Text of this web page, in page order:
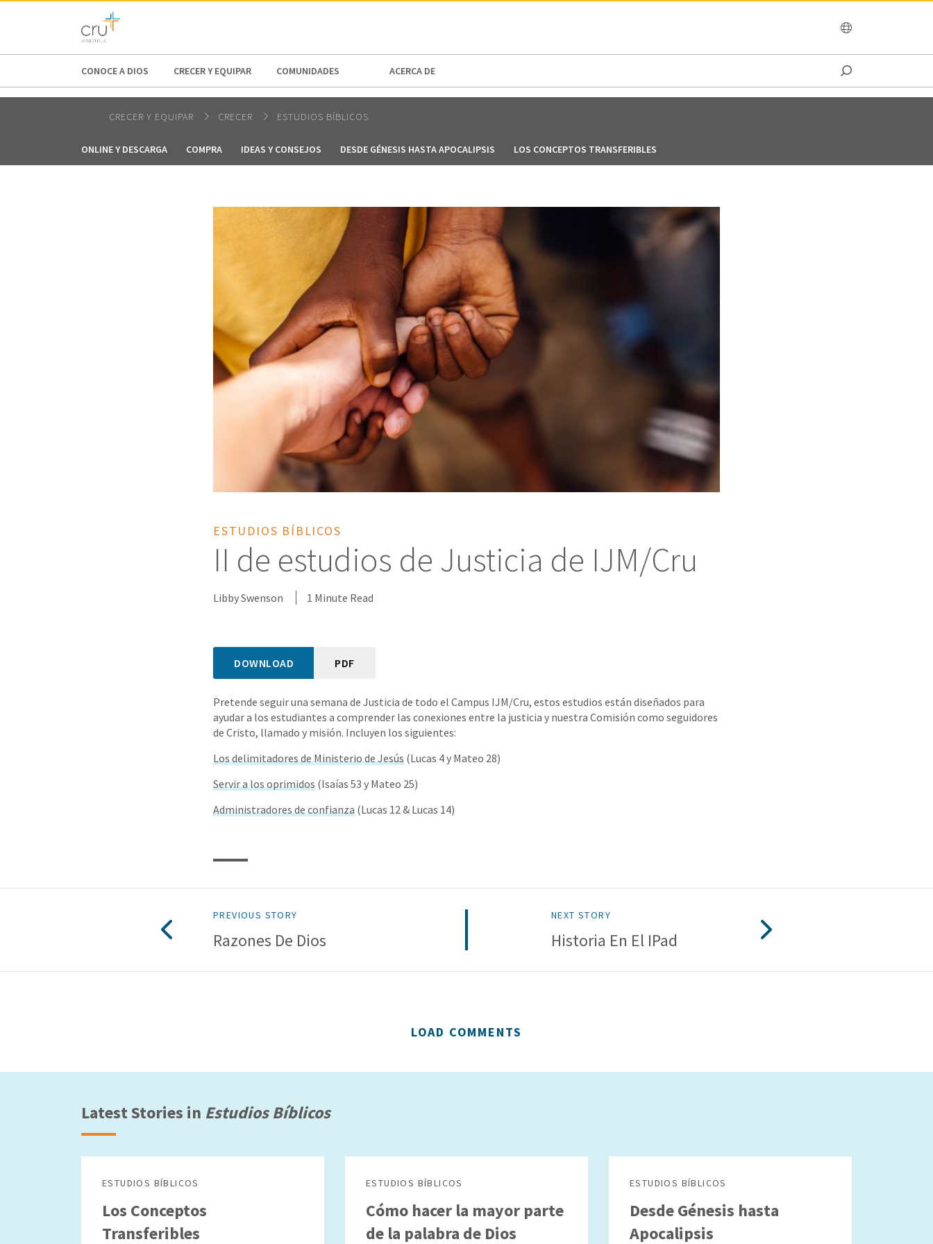
AFRICA
CONOCE A DIOS CRECER Y EQUIPAR COMUNIDADES ACERCA DE
CRECER Y EQUIPAR CRECER ESTUDIOS BÍBLICOS
ONLINE Y DESCARGA COMPRA IDEAS Y CONSEJOS DESDE GÉNESIS HASTA APOCALIPSIS LOS CONCEPTOS TRANSFERIBLES
ESTUDIOS BÍBLICOS
II de estudios de Justicia de IJM/Cru
Libby Swenson 1 Minute Read
DOWNLOAD PDF
Pretende seguir una semana de Justicia de todo el Campus IJM/Cru, estos estudios están diseñados para
ayudar a los estudiantes a comprender las conexiones entre la justicia y nuestra Comisión como seguidores
de Cristo, llamado y misión. Incluyen los siguientes:
Los delimitadores de Ministerio de Jesús (Lucas 4 y Mateo 28)
Servir a los oprimidos (Isaías 53 y Mateo 25)
Administradores de confianza (Lucas 12 & Lucas 14)
PREVIOUS STORY
Razones De Dios
NEXT STORY
Historia En El IPad
LOAD COMMENTS
Latest Stories in Estudios Bíblicos
ESTUDIOS BÍBLICOS
Los Conceptos
Transferibles
ESTUDIOS BÍBLICOS
Cómo hacer la mayor parte
de la palabra de Dios
ESTUDIOS BÍBLICOS
Desde Génesis hasta
Apocalipsis